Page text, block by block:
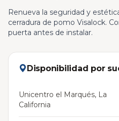
Renueva la seguridad y
cerradura de pomo Visalock.
puerta antes de instalar.
Disponibilidad por
Unicentro el Marqués, La
California